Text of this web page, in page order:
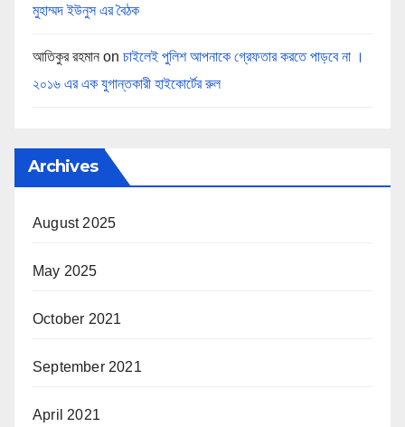
মুহাম্মদ ইউনুস এর বৈঠক
আতিকুর রহমান on চাইলেই পুলিশ আপনাকে গ্রেফতার করতে পাড়বে না ।
২০১৬ এর এক যুগান্তকারী হাইকোর্টের রুল
Archives
August 2025
May 2025
October 2021
September 2021
April 2021